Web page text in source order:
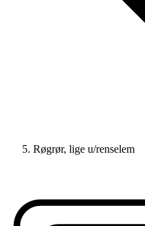
Røgrør, lige u/renselem